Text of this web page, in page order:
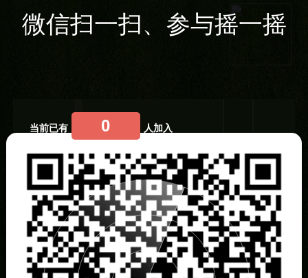
1
2
3
4
微信扫一扫、参与摇一摇
当前已有 0 人加入